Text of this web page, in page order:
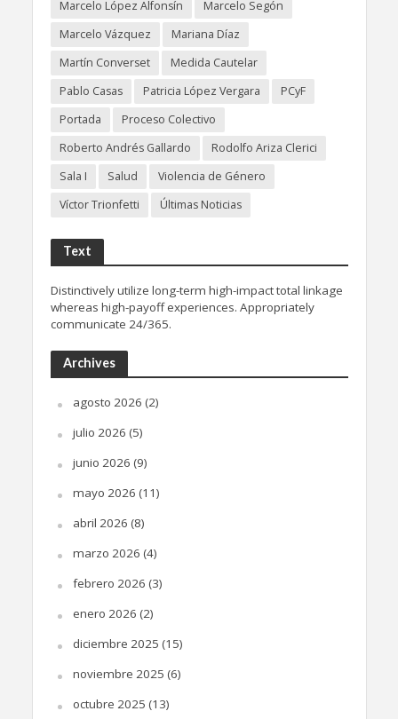
Marcelo López Alfonsín
Marcelo Segón
Marcelo Vázquez
Mariana Díaz
Martín Converset
Medida Cautelar
Pablo Casas
Patricia López Vergara
PCyF
Portada
Proceso Colectivo
Roberto Andrés Gallardo
Rodolfo Ariza Clerici
Sala I
Salud
Violencia de Género
Víctor Trionfetti
Últimas Noticias
Text
Distinctively utilize long-term high-impact total linkage
whereas high-payoff experiences. Appropriately
communicate 24/365.
Archives
agosto 2026 (2)
julio 2026 (5)
junio 2026 (9)
mayo 2026 (11)
abril 2026 (8)
marzo 2026 (4)
febrero 2026 (3)
enero 2026 (2)
diciembre 2025 (15)
noviembre 2025 (6)
octubre 2025 (13)